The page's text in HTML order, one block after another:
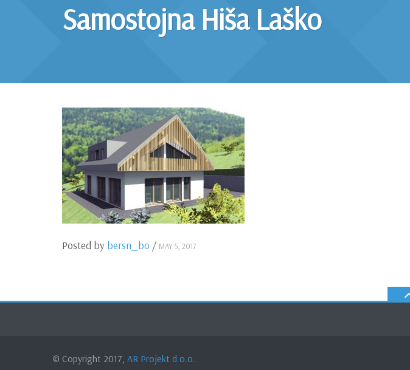
Samostojna Hiša Laško
Posted by bersn_bo / MAY 5, 2017
© Copyright 2017, AR Projekt d.o.o.